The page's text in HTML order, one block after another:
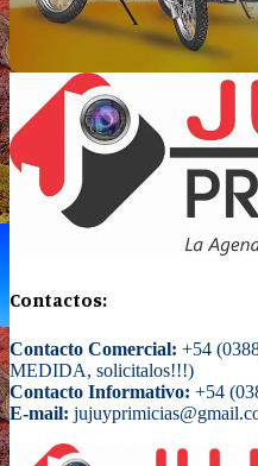
Contactos:
Contacto Comercial: +54
MEDIDA, solicitalos!!!)
Contacto Informativo: +54
E-mail: